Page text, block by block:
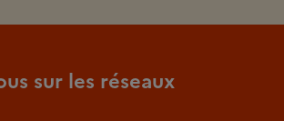
sur les réseaux